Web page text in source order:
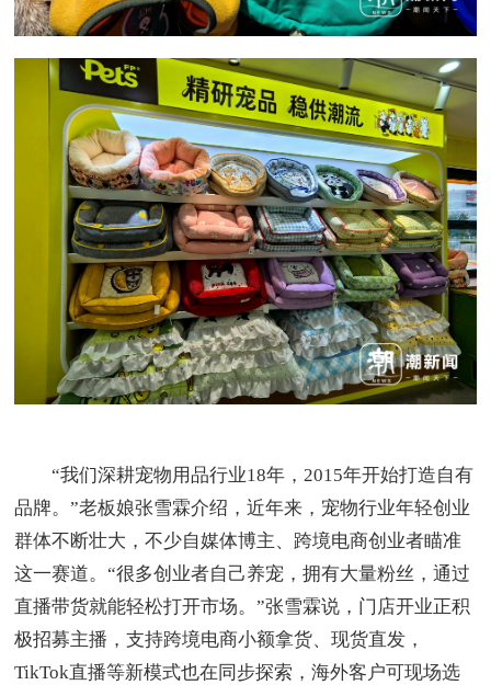
“我们深耕宠物用品行业18年，2015年开始打造自有
品牌。”老板娘张雪霖介绍，近年来，宠物行业年轻创业
群体不断壮大，不少自媒体博主、跨境电商创业者瞄准
这一赛道。“很多创业者自己养宠，拥有大量粉丝，通过
直播带货就能轻松打开市场。”张雪霖说，门店开业正积
极招募主播，支持跨境电商小额拿货、现货直发，
TikTok直播等新模式也在同步探索，海外客户可现场选